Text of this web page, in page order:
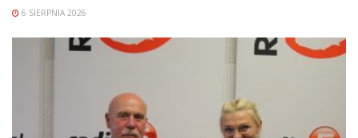
6 SIERPNIA 2026